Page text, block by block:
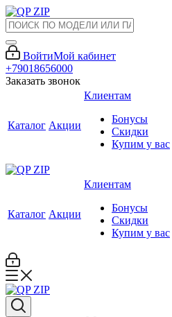
ВойтиМой кабинет
+79018656000
Заказать звонок
Каталог Акции
Клиентам
Бонусы
Скидки
Купим у вас
Каталог Акции
Клиентам
Бонусы
Скидки
Купим у вас